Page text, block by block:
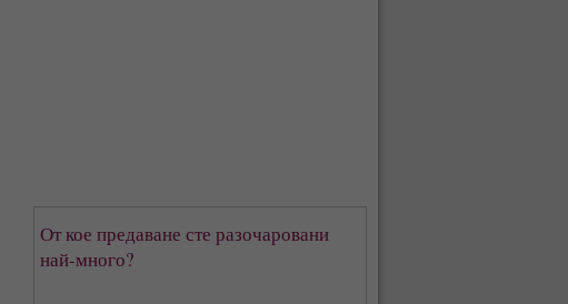
От кое предаване сте разочаровани
най-много?